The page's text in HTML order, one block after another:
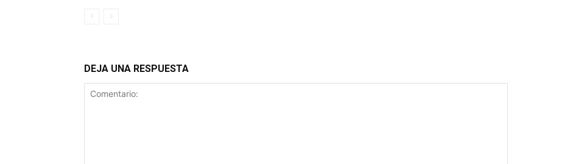
DEJA UNA RESPUESTA